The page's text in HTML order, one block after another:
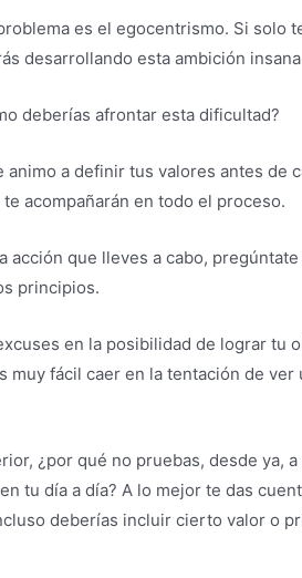
es el egocentrismo. Si solo
desarrollando esta ambición
deberías afrontar esta dificultad?
animo a definir tus valores antes de
acompañarán en todo el proceso.
acción que lleves a cabo,
principios.
en la posibilidad de lograr tu
muy fácil caer en la tentación de
¿por qué no pruebas, desde ya,
tu día a día? A lo mejor te das
deberías incluir cierto valor o